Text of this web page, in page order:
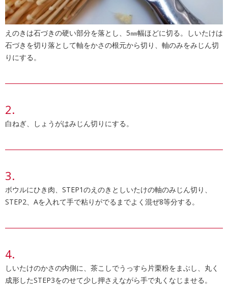
えのきは石づきの硬い部分を落とし、5㎜幅ほどに切る。しいたけは
石づきを切り落として軸をかさの根元から切り、軸のみをみじん切
りにする。
白ねぎ、しょうがはみじん切りにする。
ボウルにひき肉、STEP1のえのきとしいたけの軸のみじん切り、
STEP2、Aを入れて手で粘りがでるまでよく混ぜ8等分する。
しいたけのかさの内側に、茶こしでうっすら片栗粉をまぶし、丸く
成形したSTEP3をのせて少し押さえながら手で丸くなじませる。